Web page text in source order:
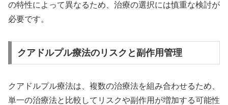
の特性によって異なるため、治療の選択には慎重な検討が
必要です。
クアドルプル療法のリスクと副作用管理
クアドルプル療法は、複数の治療法を組み合わせるため、
単一の治療法と比較してリスクや副作用が増加する可能性